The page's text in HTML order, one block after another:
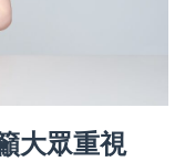
大眾重視